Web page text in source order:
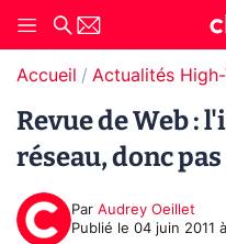
Accueil Actualités
Revue de Web :
réseau, donc
Par Audrey Oeillet
Publié le 04 juin 2011